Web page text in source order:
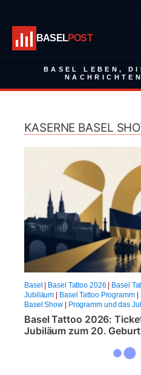
BASELPOST
BASEL LEBEN,
KASERNE BASEL
Basel Basel Tattoo 2026 Basel
Jubiläum
Basel Tattoo Programm|
Basel Show
Programm und das
Basel Tattoo 2026:
Jubiläum zum 20.